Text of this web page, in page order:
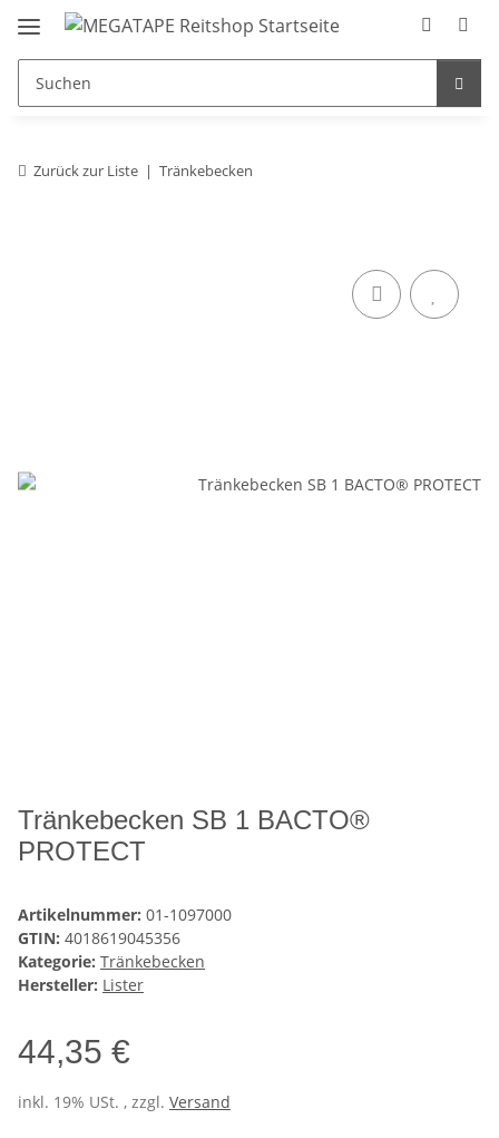
Zurück zur Liste Tränkebecken
Tränkebecken SB 1 BACTO®
PROTECT
Artikelnummer: 01-1097000
GTIN: 4018619045356
Kategorie: Tränkebecken
Hersteller: Lister
44,35 €
inkl. 19% USt. , zzgl. Versand